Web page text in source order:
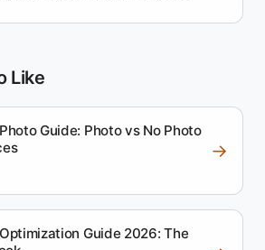
Like
Guide: Photo vs No Photo
→
Guide 2026: The